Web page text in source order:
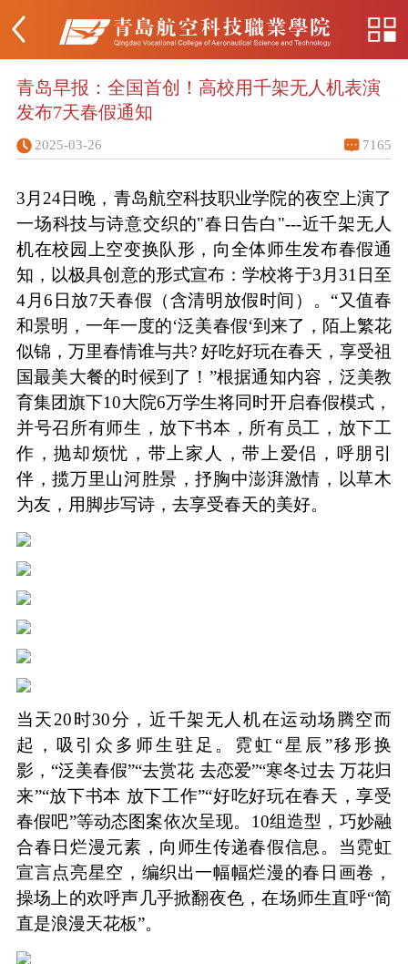
青岛早报：全国首创！高校用千架无人机表演
发布7天春假通知
2025-03-26 7165
3月24日晚，青岛航空科技职业学院的夜空上演了
一场科技与诗意交织的"春日告白"---近千架无人
机在校园上空变换队形，向全体师生发布春假通
知，以极具创意的形式宣布：学校将于3月31日至
4月6日放7天春假（含清明放假时间）。“又值春
和景明，一年一度的‘泛美春假‘到来了，陌上繁花
似锦，万里春情谁与共? 好吃好玩在春天，享受祖
国最美大餐的时候到了！”根据通知内容，泛美教
育集团旗下10大院6万学生将同时开启春假模式，
并号召所有师生，放下书本，所有员工，放下工
作，抛却烦忧，带上家人，带上爱侣，呼朋引
伴，揽万里山河胜景，抒胸中澎湃激情，以草木
为友，用脚步写诗，去享受春天的美好。
当天20时30分，近千架无人机在运动场腾空而
起，吸引众多师生驻足。霓虹“星辰”移形换
影，“泛美春假”“去赏花 去恋爱”“寒冬过去 万花归
来”“放下书本 放下工作”“好吃好玩在春天，享受
春假吧”等动态图案依次呈现。10组造型，巧妙融
合春日烂漫元素，向师生传递春假信息。当霓虹
宣言点亮星空，编织出一幅幅烂漫的春日画卷，
操场上的欢呼声几乎掀翻夜色，在场师生直呼“简
直是浪漫天花板”。